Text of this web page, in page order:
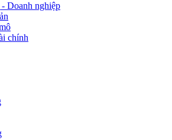
Doanh nghiệp
chính